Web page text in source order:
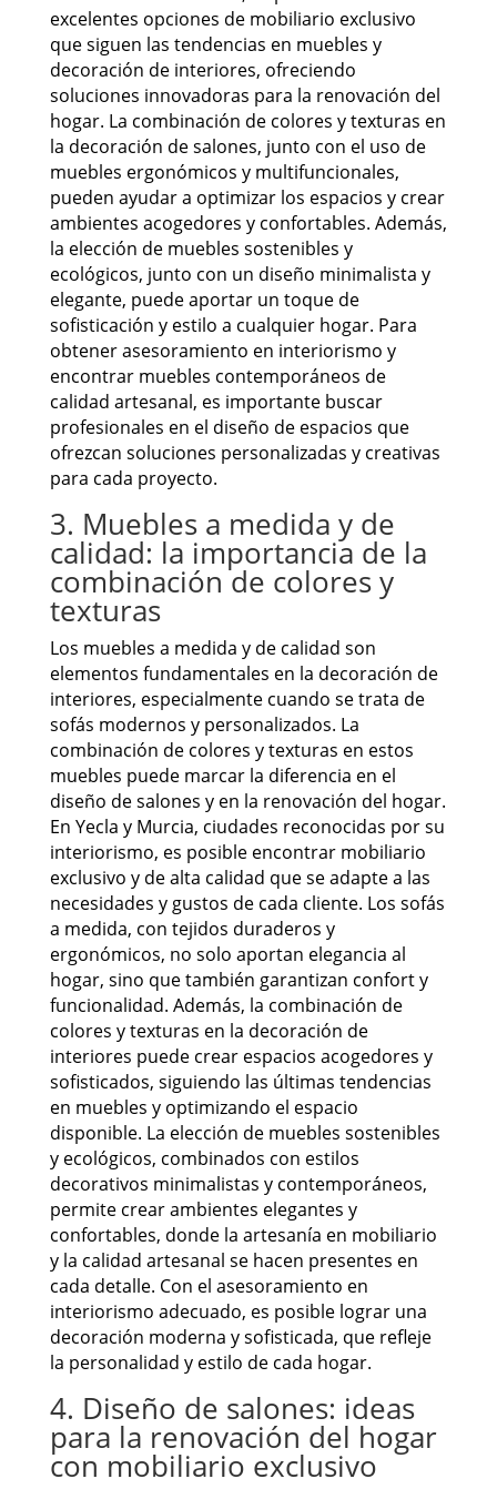
excelentes opciones de mobiliario exclusivo
que siguen las tendencias en muebles y
decoración de interiores, ofreciendo
soluciones innovadoras para la renovación del
hogar. La combinación de colores y texturas en
la decoración de salones, junto con el uso de
muebles ergonómicos y multifuncionales,
pueden ayudar a optimizar los espacios y crear
ambientes acogedores y confortables. Además,
la elección de muebles sostenibles y
ecológicos, junto con un diseño minimalista y
elegante, puede aportar un toque de
sofisticación y estilo a cualquier hogar. Para
obtener asesoramiento en interiorismo y
encontrar muebles contemporáneos de
calidad artesanal, es importante buscar
profesionales en el diseño de espacios que
ofrezcan soluciones personalizadas y creativas
para cada proyecto.
3. Muebles a medida y de
calidad: la importancia de la
combinación de colores y
texturas
Los muebles a medida y de calidad son
elementos fundamentales en la decoración de
interiores, especialmente cuando se trata de
sofás modernos y personalizados. La
combinación de colores y texturas en estos
muebles puede marcar la diferencia en el
diseño de salones y en la renovación del hogar.
En Yecla y Murcia, ciudades reconocidas por su
interiorismo, es posible encontrar mobiliario
exclusivo y de alta calidad que se adapte a las
necesidades y gustos de cada cliente. Los sofás
a medida, con tejidos duraderos y
ergonómicos, no solo aportan elegancia al
hogar, sino que también garantizan confort y
funcionalidad. Además, la combinación de
colores y texturas en la decoración de
interiores puede crear espacios acogedores y
sofisticados, siguiendo las últimas tendencias
en muebles y optimizando el espacio
disponible. La elección de muebles sostenibles
y ecológicos, combinados con estilos
decorativos minimalistas y contemporáneos,
permite crear ambientes elegantes y
confortables, donde la artesanía en mobiliario
y la calidad artesanal se hacen presentes en
cada detalle. Con el asesoramiento en
interiorismo adecuado, es posible lograr una
decoración moderna y sofisticada, que refleje
la personalidad y estilo de cada hogar.
4. Diseño de salones: ideas
para la renovación del hogar
con mobiliario exclusivo